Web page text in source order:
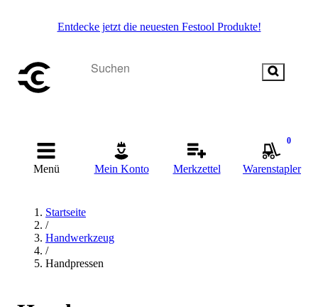
Entdecke jetzt die neuesten Festool Produkte!
Menü Mein Konto Merkzettel
0
Warenstapler
Startseite
/
Handwerkzeug
/
Handpressen